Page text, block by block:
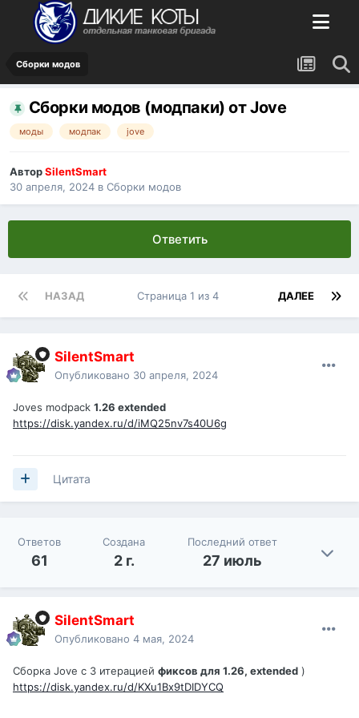
Сборки модов
Сборки модов (модпаки) от Jove
моды модпак jove
АвторSilentSmart
30 апреля, 2024 в Сборки модов
Ответить
НАЗАД ДАЛЕЕ
Страница 1 из 4
SilentSmart
Опубликовано 30 апреля, 2024
Joves modpack 1.26 extended
https://disk.yandex.ru/d/iMQ25nv7s40U6g
Цитата
Ответов
61
Создана
2 г.
Последний ответ
27 июль
SilentSmart
Опубликовано 4 мая, 2024
Сборка Jove c 3 итерацией фиксов для 1.26, extended )
https://disk.yandex.ru/d/KXu1Bx9tDIDYCQ